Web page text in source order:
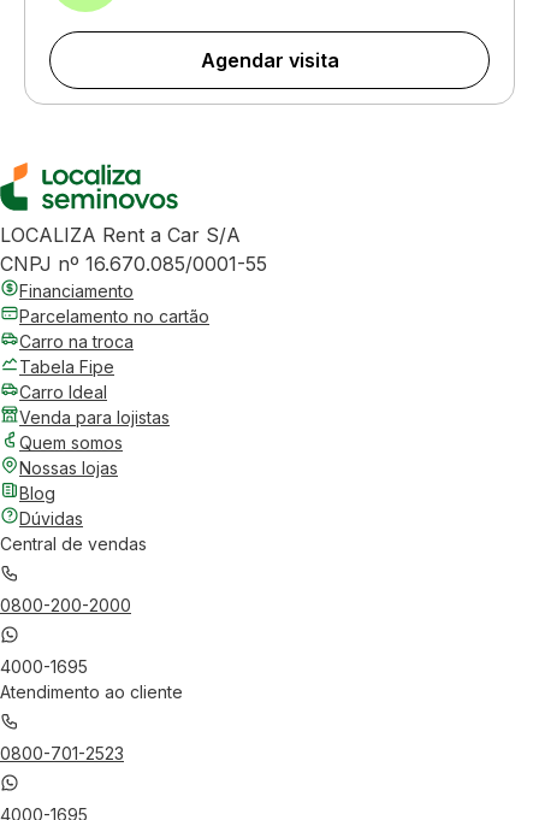
Agendar visita
LOCALIZA Rent a Car S/A
CNPJ nº 16.670.085/0001-55
Financiamento
Parcelamento no cartão
Carro na troca
Tabela Fipe
Carro Ideal
Venda para lojistas
Quem somos
Nossas lojas
Blog
Dúvidas
Central de vendas
0800-200-2000
4000-1695
Atendimento ao cliente
0800-701-2523
4000-1695